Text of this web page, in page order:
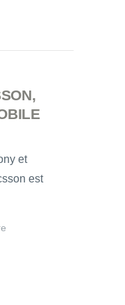
et
est